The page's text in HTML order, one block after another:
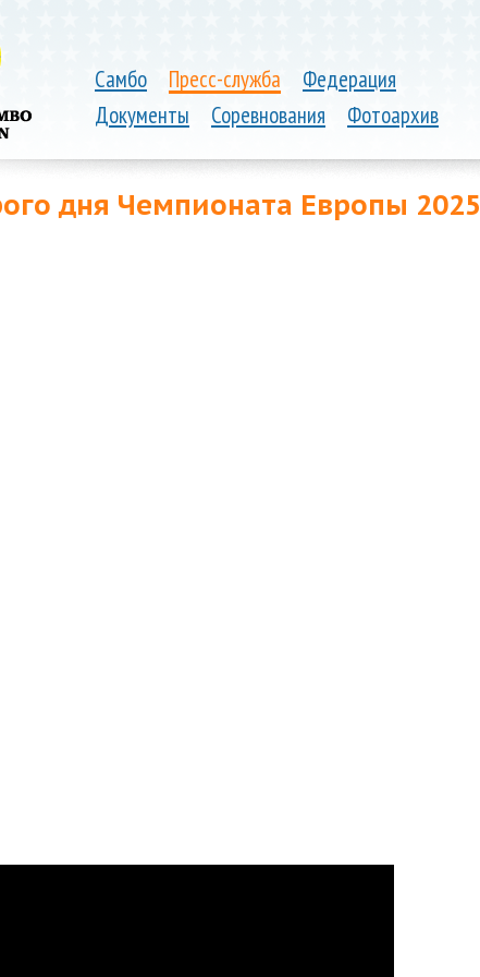
Самбо Пресс-служба
Федерация
Документы
Соревнования Фотоархив
дня Чемпионата Европы 2025